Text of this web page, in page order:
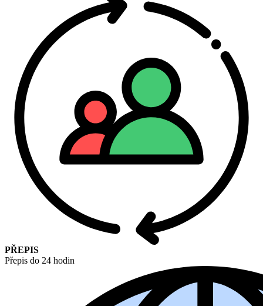
PŘEPIS
Přepis do 24 hodin